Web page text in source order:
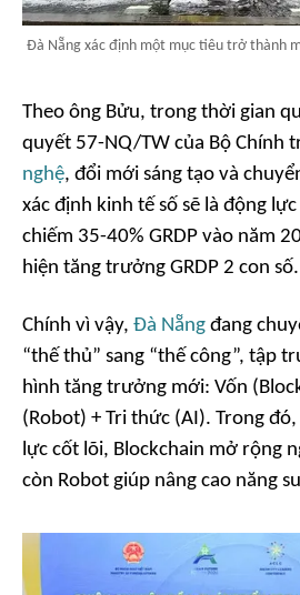
Đà Nẵng xác định một mục tiêu trở thành
Theo ông Bửu, trong thời gian
quyết 57-NQ/TW của Bộ Chính
nghệ, đổi mới sáng tạo và
xác định kinh tế số sẽ là động
chiếm 35-40% GRDP vào năm
hiện tăng trưởng GRDP 2 con số.
Chính vì vậy, Đà Nẵng đang
“thế thủ” sang “thế công”, tập
hình tăng trưởng mới: Vốn
(Robot) + Tri thức (AI). Trong
lực cốt lõi, Blockchain mở rộng
còn Robot giúp nâng cao năng